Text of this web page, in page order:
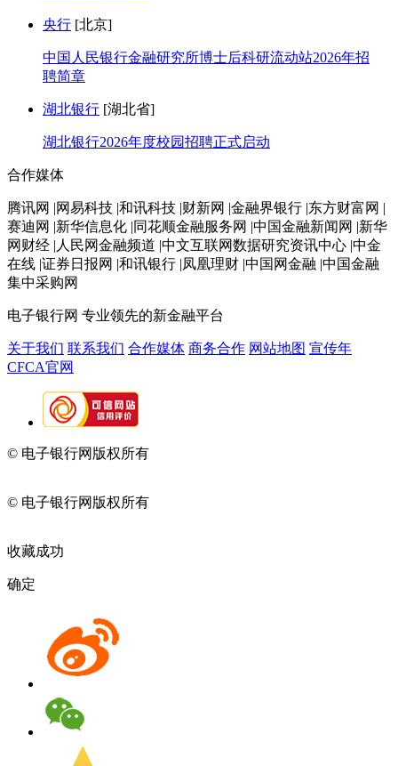
央行 [北京]
中国人民银行金融研究所博士后科研流动站2026年招
聘简章
湖北银行 [湖北省]
湖北银行2026年度校园招聘正式启动
合作媒体
腾讯网 |网易科技 |和讯科技 |财新网 |金融界银行 |东方财富网 |
赛迪网 |新华信息化 |同花顺金融服务网 |中国金融新闻网 |新华
网财经 |人民网金融频道 |中文互联网数据研究资讯中心 |中金
在线 |证券日报网 |和讯银行 |凤凰理财 |中国网金融 |中国金融
集中采购网
电子银行网 专业领先的新金融平台
关于我们 联系我们 合作媒体 商务合作 网站地图 宣传年
CFCA官网
© 电子银行网版权所有
© 电子银行网版权所有
收藏成功
确定